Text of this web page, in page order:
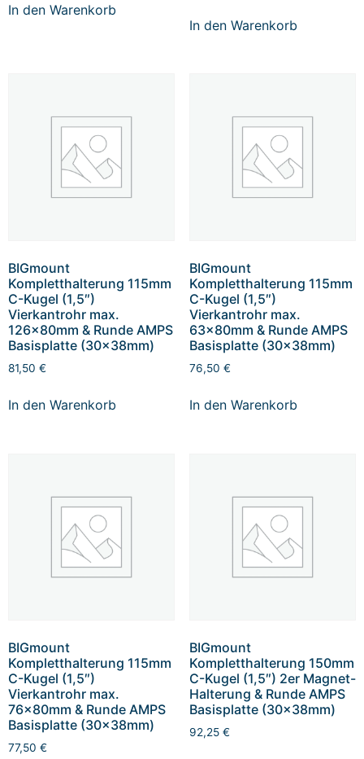
In den Warenkorb
In den Warenkorb
BIGmount
Kompletthalterung 115mm
C-Kugel (1,5″)
Vierkantrohr max.
126x80mm & Runde AMPS
Basisplatte (30x38mm)
81,50 €
In den Warenkorb
BIGmount
Kompletthalterung 115mm
C-Kugel (1,5″)
Vierkantrohr max.
63x80mm & Runde AMPS
Basisplatte (30x38mm)
76,50 €
In den Warenkorb
BIGmount
Kompletthalterung 115mm
C-Kugel (1,5″)
Vierkantrohr max.
76x80mm & Runde AMPS
Basisplatte (30x38mm)
77,50 €
BIGmount
Kompletthalterung 150mm
C-Kugel (1,5″) 2er Magnet-
Halterung & Runde AMPS
Basisplatte (30x38mm)
92,25 €